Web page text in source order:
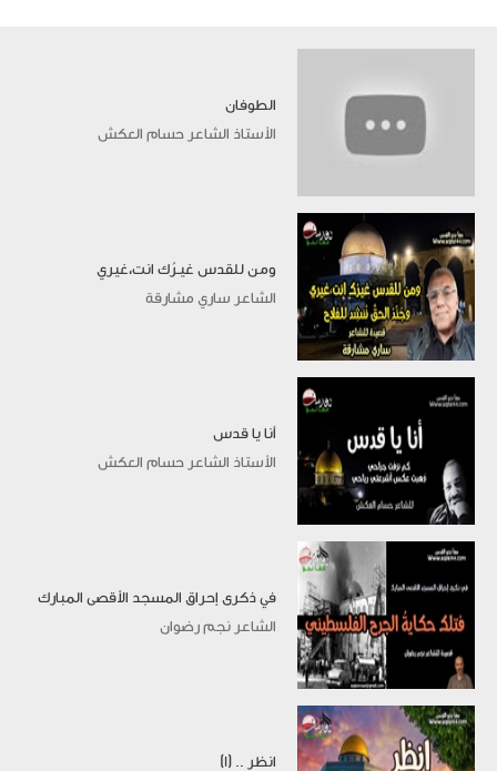
الطوفان
الأستاذ الشاعر حسام العكش
ومن للقدس غيـرُك انت،غيري
الشاعر ساري مشارقة
أنا يا قدس
الأستاذ الشاعر حسام العكش
في ذكرى إحراق المسجد الأقصى المبارك
الشاعر نجم رضوان
انظر .. (١)